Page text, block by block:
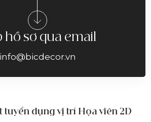
hồ sơ qua email
info@bicdecor.vn
tuyển dụng vị trí Họa viên 2D